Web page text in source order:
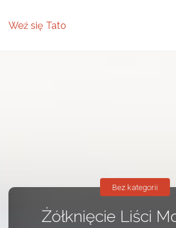
Weź się Tato
Żółknięcie Liści
Bez kategorii